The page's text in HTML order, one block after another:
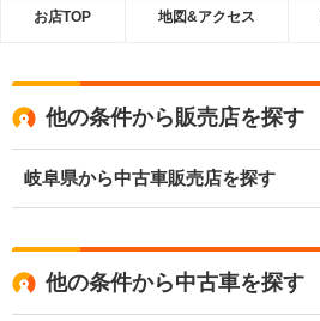
お店TOP 地図&アクセス
他の条件から販売店を探す
岐阜県から中古車販売店を探す
他の条件から中古車を探す